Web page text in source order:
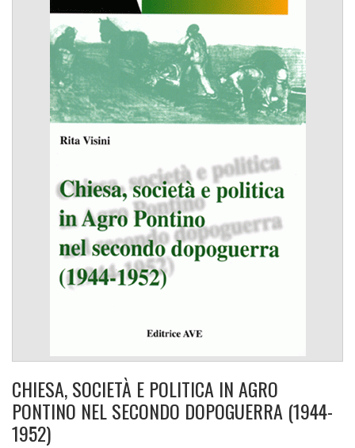
CHIESA, SOCIETÀ E POLITICA IN AGRO
PONTINO NEL SECONDO DOPOGUERRA (1944-
1952)